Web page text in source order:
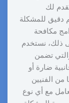
لك
دقيق للمشكلة
مكافحة
ذلك، نستخدم
تضمن
ضارة أو
من الفنيين
مع أي نوع